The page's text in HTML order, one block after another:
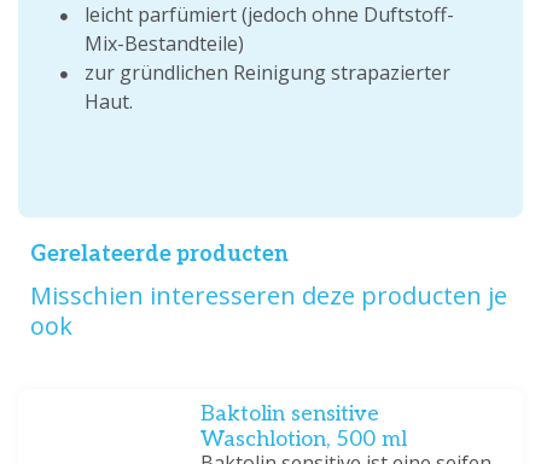
leicht parfümiert (jedoch ohne Duftstoff-
Mix-Bestandteile)
zur gründlichen Reinigung strapazierter
Haut.
Gerelateerde producten
Misschien interesseren deze producten je
ook
Baktolin sensitive
Waschlotion, 500 ml